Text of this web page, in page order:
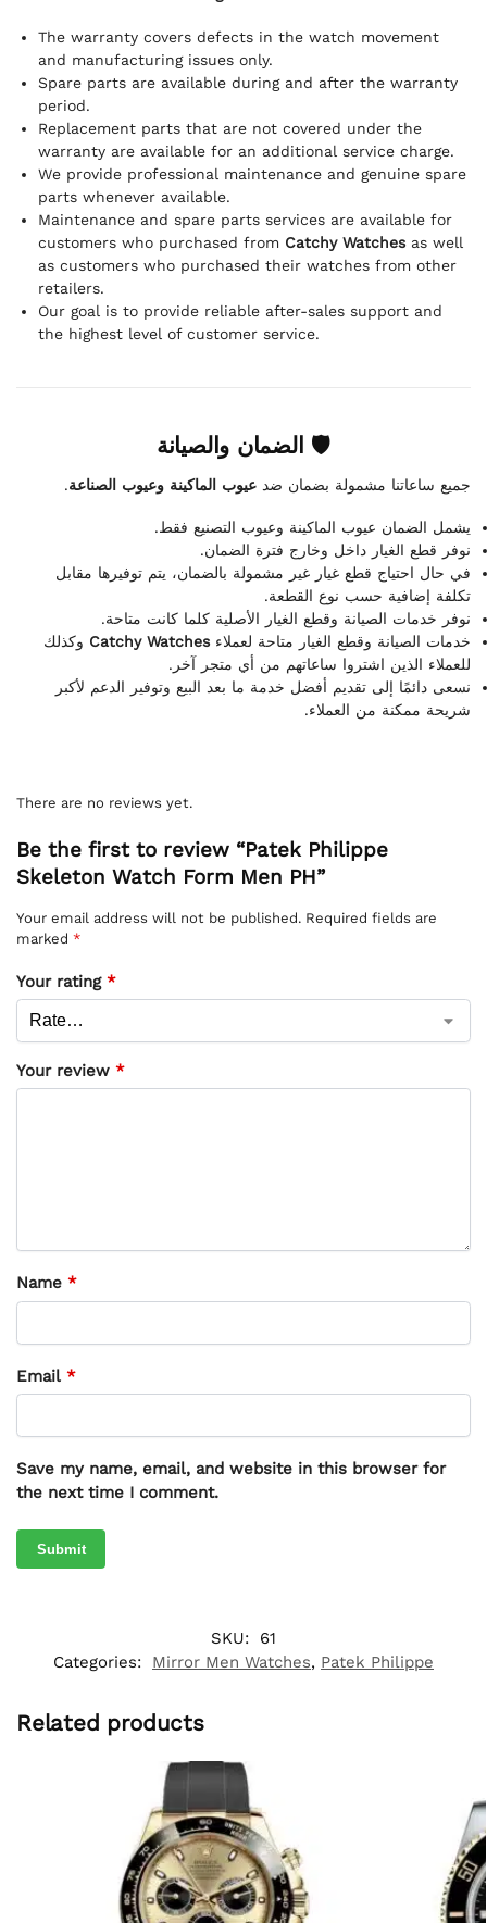
The warranty covers defects in the watch movement
and manufacturing issues only.
Spare parts are available during and after the warranty
period.
Replacement parts that are not covered under the
warranty are available for an additional service charge.
We provide professional maintenance and genuine spare
parts whenever available.
Maintenance and spare parts services are available for
customers who purchased from Catchy Watchesas well
as customers who purchased their watches from other
retailers.
Our goal is to provide reliable after-sales support and
the highest level of customer service.
🛡 الضمان والصيانة
جميع ساعاتنا مشمولة بضمان ضد عيوب الماكينة وعيوب الصناعة.
يشمل الضمان عيوب الماكينة وعيوب التصنيع فقط.
نوفر قطع الغيار داخل وخارج فترة الضمان.
في حال احتياج قطع غيار غير مشمولة بالضمان، يتم توفيرها مقابل
تكلفة إضافية حسب نوع القطعة.
نوفر خدمات الصيانة وقطع الغيار الأصلية كلما كانت متاحة.
خدمات الصيانة وقطع الغيار متاحة لعملاءCatchy Watches وكذلك
للعملاء الذين اشتروا ساعاتهم من أي متجر آخر.
نسعى دائمًا إلى تقديم أفضل خدمة ما بعد البيع وتوفير الدعم لأكبر
شريحة ممكنة من العملاء.
There are no reviews yet.
Be the first to review “Patek Philippe
Skeleton Watch Form Men PH”
Your email address will not be published. Required fields are
marked *
Your rating *
Your review *
Name *
Email *
Save my name, email, and website in this browser for
the next time I comment.
SKU:
61
Categories:
Mirror Men Watches, Patek Philippe
Related products